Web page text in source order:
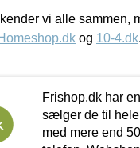
vi alle sammen,
og 10-4.dk.
Frishop.dk har
sælger de til hele
med mere end